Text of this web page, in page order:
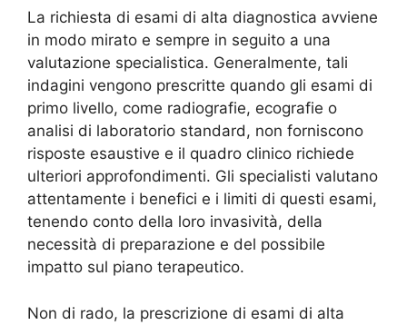
La richiesta di esami di alta diagnostica avviene
in modo mirato e sempre in seguito a una
valutazione specialistica. Generalmente, tali
indagini vengono prescritte quando gli esami di
primo livello, come radiografie, ecografie o
analisi di laboratorio standard, non forniscono
risposte esaustive e il quadro clinico richiede
ulteriori approfondimenti. Gli specialisti valutano
attentamente i benefici e i limiti di questi esami,
tenendo conto della loro invasività, della
necessità di preparazione e del possibile
impatto sul piano terapeutico.
Non di rado, la prescrizione di esami di alta